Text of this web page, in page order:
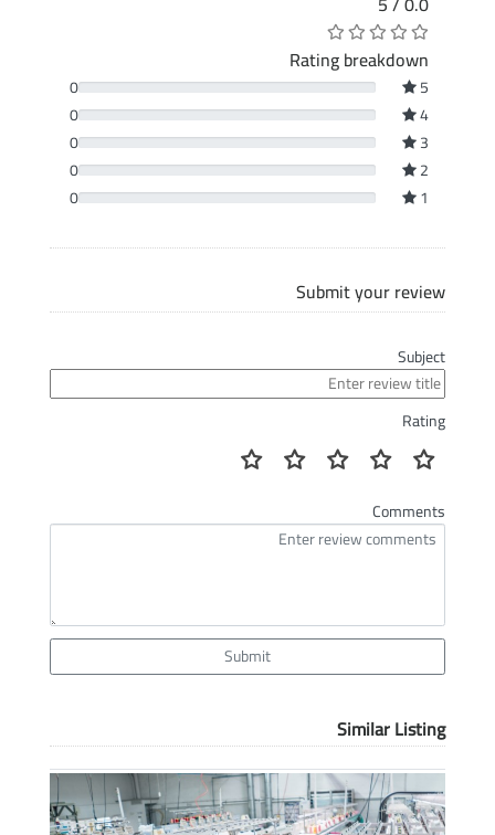
Rating breakdown
5
0
4
0
3
0
2
0
1
0
Submit your review
Subject
Rating
Comments
Submit
Similar Listing